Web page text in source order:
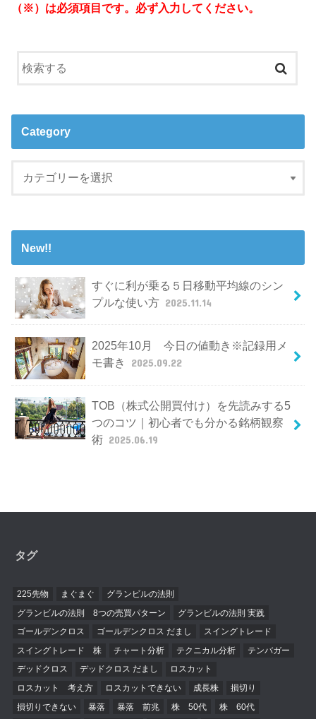
（※）は必須項目です。必ず入力してください。
Category
New!!
すぐに利が乗る５日移動平均線のシン
プルな使い方 2025.11.14
2025年10月 今日の値動き※記録用メ
モ書き
2025.09.22
TOB（株式公開買付け）を先読みする5
つのコツ｜初心者でも分かる銘柄観察
術 2025.06.19
タグ
225先物 まぐまぐ
グランビルの法則
グランビルの法則 8つの売買パターン
グランビルの法則 実践
ゴールデンクロス
ゴールデンクロス だまし
スイングトレード
スイングトレード 株
チャート分析 テクニカル分析
テンバガー
デッドクロス
デッドクロス だまし
ロスカット
ロスカット 考え方
ロスカットできない 成長株
損切り
損切りできない
暴落 暴落 前兆 株 50代
株 60代